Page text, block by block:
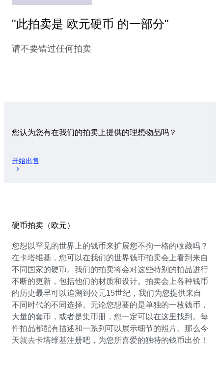
"此拍卖是 欧元硬币 的一部分"
请不要错过任何拍卖
您认为您有在我们的拍卖上提供的理想物品吗？
开始出售
硬币拍卖（欧元）
您想以罕见的世界上的钱币来扩展您不拘一格的收藏吗？
在卡塔维基，您可以在我们的世界钱币拍卖会上看到来自
不同国家的硬币。我们的拍卖将会对这些特别的拍品进行
不断的更新，包括他们的材质和设计。拍卖会上各种钱币
的历史最早可以追溯到公元15世纪，我们为您提供来自
不同时代的不同选择。无论您想要的是单独的一枚钱币，
大量的套币，或者是集币册，您一定可以在这里找到。每
件拍品都配有描述和一系列可以展示细节的照片。那么今
天就去卡塔维基注册吧，为您所喜爱的独特的钱币出价！